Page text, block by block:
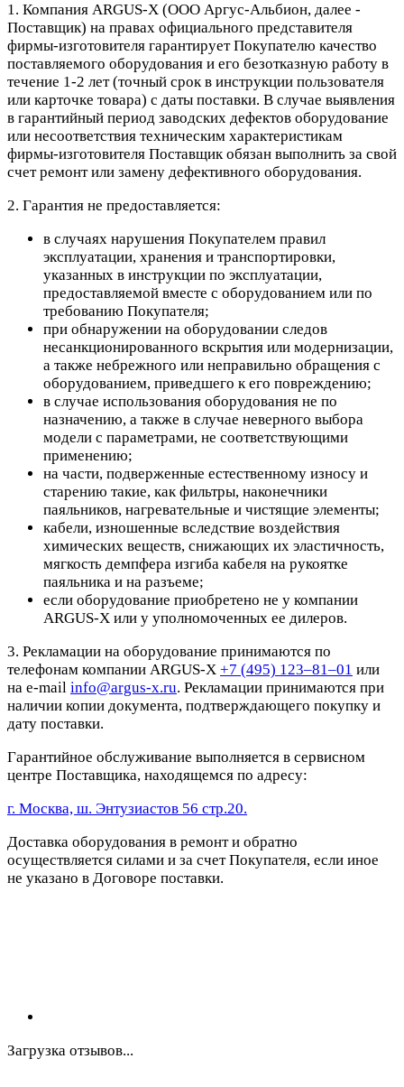
1. Компания ARGUS-X (ООО Аргус-Альбион, далее -
Поставщик) на правах официального представителя
фирмы-изготовителя гарантирует Покупателю качество
поставляемого оборудования и его безотказную работу в
течение 1-2 лет (точный срок в инструкции пользователя
или карточке товара) с даты поставки. В случае выявления
в гарантийный период заводских дефектов оборудование
или несоответствия техническим характеристикам
фирмы-изготовителя Поставщик обязан выполнить за свой
счет ремонт или замену дефективного оборудования.
2. Гарантия не предоставляется:
в случаях нарушения Покупателем правил
эксплуатации, хранения и транспортировки,
указанных в инструкции по эксплуатации,
предоставляемой вместе с оборудованием или по
требованию Покупателя;
при обнаружении на оборудовании следов
несанкционированного вскрытия или модернизации,
а также небрежного или неправильно обращения с
оборудованием, приведшего к его повреждению;
в случае использования оборудования не по
назначению, а также в случае неверного выбора
модели с параметрами, не соответствующими
применению;
на части, подверженные естественному износу и
старению такие, как фильтры, наконечники
паяльников, нагревательные и чистящие элементы;
кабели, изношенные вследствие воздействия
химических веществ, снижающих их эластичность,
мягкость демпфера изгиба кабеля на рукоятке
паяльника и на разъеме;
если оборудование приобретено не у компании
ARGUS-X или у уполномоченных ее дилеров.
3. Рекламации на оборудование принимаются по
телефонам компании ARGUS-X +7 (495) 123–81–01 или
на e-mail info@argus-x.ru. Рекламации принимаются при
наличии копии документа, подтверждающего покупку и
дату поставки.
Гарантийное обслуживание выполняется в сервисном
центре Поставщика, находящемся по адресу:
г. Москва, ш. Энтузиастов 56 стр.20.
Доставка оборудования в ремонт и обратно
осуществляется силами и за счет Покупателя, если иное
не указано в Договоре поставки.
Загрузка отзывов...